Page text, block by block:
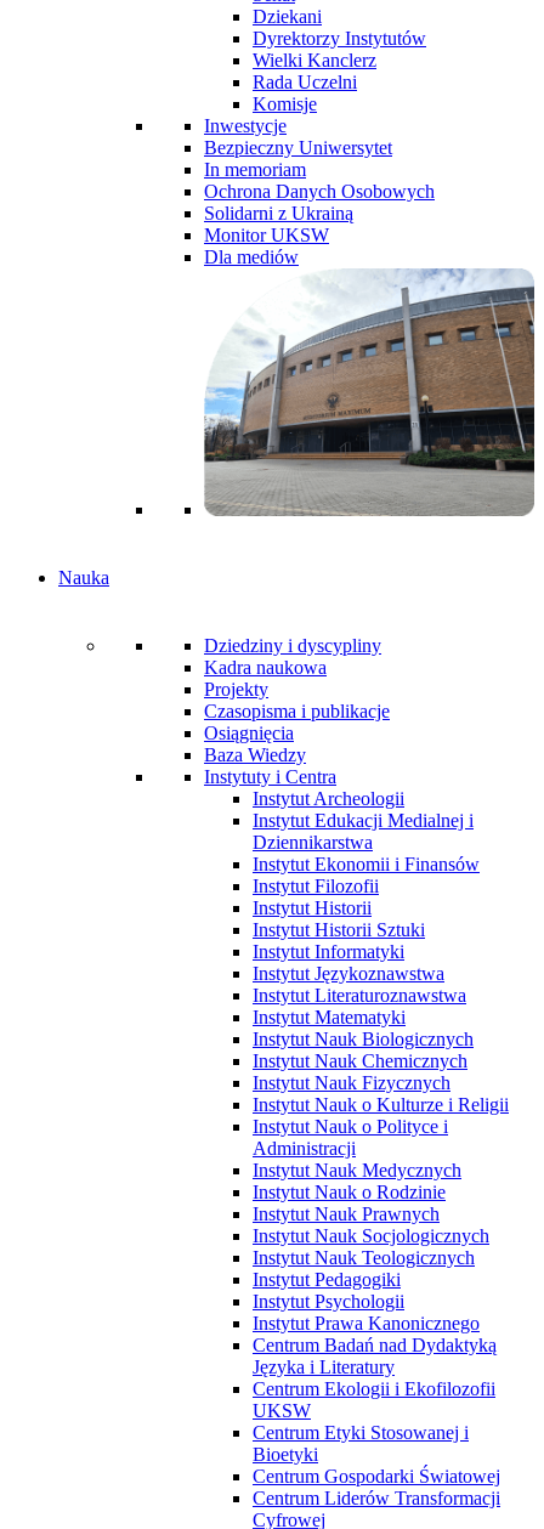
Dziekani
Dyrektorzy Instytutów
Wielki Kanclerz
Rada Uczelni
Komisje
Inwestycje
Bezpieczny Uniwersytet
In memoriam
Ochrona Danych Osobowych
Solidarni z Ukrainą
Monitor UKSW
Dla mediów
Nauka
Dziedziny i dyscypliny
Kadra naukowa
Projekty
Czasopisma i publikacje
Osiągnięcia
Baza Wiedzy
Instytuty i Centra
Instytut Archeologii
Instytut Edukacji Medialnej i
Dziennikarstwa
Instytut Ekonomii i Finansów
Instytut Filozofii
Instytut Historii
Instytut Historii Sztuki
Instytut Informatyki
Instytut Językoznawstwa
Instytut Literaturoznawstwa
Instytut Matematyki
Instytut Nauk Biologicznych
Instytut Nauk Chemicznych
Instytut Nauk Fizycznych
Instytut Nauk o Kulturze i Religii
Instytut Nauk o Polityce i
Administracji
Instytut Nauk Medycznych
Instytut Nauk o Rodzinie
Instytut Nauk Prawnych
Instytut Nauk Socjologicznych
Instytut Nauk Teologicznych
Instytut Pedagogiki
Instytut Psychologii
Instytut Prawa Kanonicznego
Centrum Badań nad Dydaktyką
Języka i Literatury
Centrum Ekologii i Ekofilozofii
UKSW
Centrum Etyki Stosowanej i
Bioetyki
Centrum Gospodarki Światowej
Centrum Liderów Transformacji
Cyfrowej